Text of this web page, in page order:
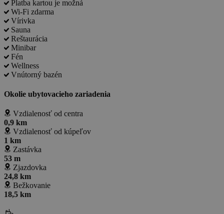
Platba kartou je možná
Wi-Fi zdarma
Vírivka
Sauna
Reštaurácia
Minibar
Fén
Wellness
Vnútorný bazén
Okolie ubytovacieho zariadenia
Vzdialenosť od centra
0,9 km
Vzdialenosť od kúpeľov
1 km
Zastávka
53 m
Zjazdovka
24,8 km
Bežkovanie
18,5 km